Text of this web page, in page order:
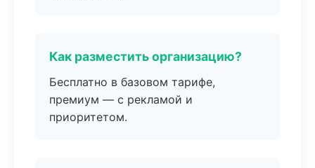
Как разместить организацию?
Бесплатно в базовом тарифе,
премиум — с рекламой и
приоритетом.